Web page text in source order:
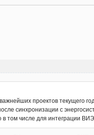
проектов текущего
синхронизации с
том числе для интеграции